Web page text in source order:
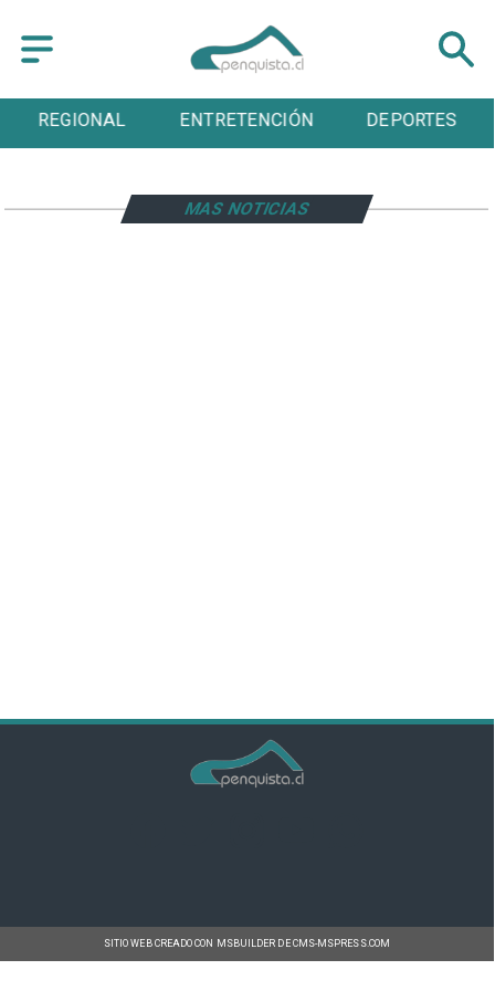
REGIONAL ENTRETENCIÓN DEPORTES
MAS NOTICIAS
SITIO WEB CREADO CON MSBUILDER DE CMS-MSPRESS.COM